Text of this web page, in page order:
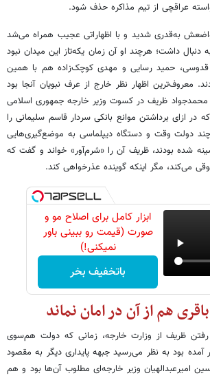
عراقچی از تیم مذاکره حذف شود.
به‌قدری شدید و با اظهاراتی عجیب همراه می‌شد
دنبال داشت؛ هرچند او آن زمان یکه‌تاز این میدان نبود
قدوسی، حمید رسایی و مهدی کوچک‌زاده هم با همین
معروف‌ترین اظهار نظر خارج از عرف نبویان آنجا بود
ظریف در کسوت وزیر خارجه جمهوری اسلامی
در ازای برداشتن موانع بانکی سردار قاسم سلیمانی را
دولت وقت و دستگاه دیپلماسی به موضع‌گیری‌هایی
شده بودند، ظریف آن را «شرم‌آور» خواند و گفت که
می‌کند، مگر اینکه گوینده عذرخواهی کند.
ابزار کامل برای اصلاح مو و
صورت (قیمت رو ببینی باور
نمیکنی!)
باتخفیف بخر
هم از آن در امان نماند
رفتن ظریف از وزارت خارجه، زمانی که دولت هم‌سوی
آمده بود به نظر می‌رسید جبهه پایداری دیگر به مقصود
وزیر خارجه‌ای مطلوب آن‌ها بود و هم